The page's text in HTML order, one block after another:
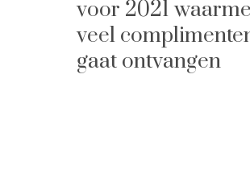
voor 2021
veel
gaat ontvangen